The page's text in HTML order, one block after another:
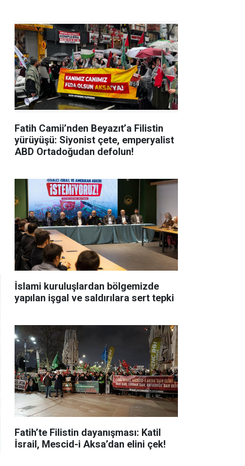
Fatih Camii’nden Beyazıt’a Filistin
yürüyüşü: Siyonist çete, emperyalist
ABD Ortadoğudan defolun!
İslami kuruluşlardan bölgemizde
yapılan işgal ve saldırılara sert tepki
Fatih’te Filistin dayanışması: Katil
İsrail, Mescid-i Aksa’dan elini çek!